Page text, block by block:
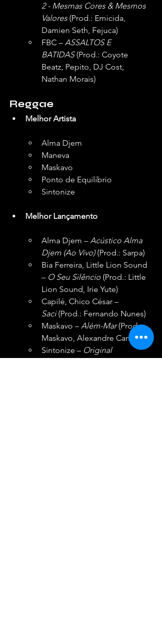
2 - Mesmas Cores & Mesmos
Valores (Prod.: Emicida,
Damien Seth, Fejuca)
FBC – ASSALTOS E
BATIDAS (Prod.: Coyote
Beatz, Pepito, DJ Cost,
Nathan Morais)
Reggae
Melhor Artista
Alma Djem
Maneva
Maskavo
Ponto de Equilíbrio
Sintonize
Melhor Lançamento
Alma Djem – Acústico Alma
Djem (Ao Vivo) (Prod.: Sarpa)
Bia Ferreira, Little Lion Sound
– O Seu Silêncio (Prod.: Little
Lion Sound, Irie Yute)
Capilé, Chico César –
Saci (Prod.: Fernando Nunes)
Maskavo – Além-Mar (Prod.:
Maskavo, Alexandre Campos)
Sintonize – Original